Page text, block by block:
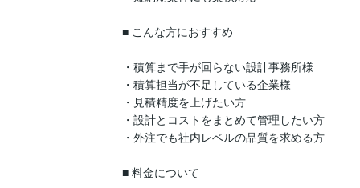
■ こんな方におすすめ
・積算まで手が回らない設計事務所様
・積算担当が不足している企業様
・見積精度を上げたい方
・設計とコストをまとめて管理したい方
・外注でも社内レベルの品質を求める方
■ 料金について